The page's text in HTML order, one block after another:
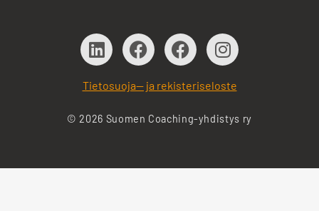
Tietosuoja— ja rekisteriseloste
© 2026 Suomen Coaching-yhdistys ry